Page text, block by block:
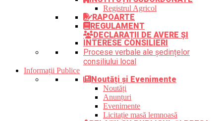
Registrul Agricol
RAPOARTE
REGULAMENT
DECLARAȚII DE AVERE ȘI
INTERESE CONSILIERI
Procese verbale ale ședințelor
consiliului local
Informații Publice
Noutăți și Evenimente
Noutăți
Anunțuri
Evenimente
Licitație masă lemnoasă